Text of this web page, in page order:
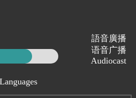
語音廣播
语音广播
Audiocast